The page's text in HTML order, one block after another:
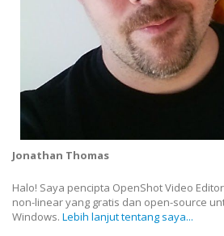
Jonathan Thomas
Halo! Saya pencipta OpenShot Video
non-linear yang gratis dan open-source
Windows. Lebih lanjut tentang saya...